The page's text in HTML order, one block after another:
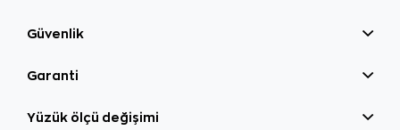
Güvenlik
Garanti
Yüzük ölçü değişimi